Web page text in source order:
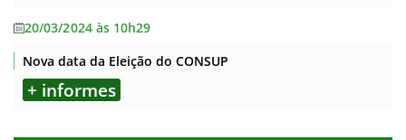
20/03/2024 às 10h29
Nova data da Eleição do CONSUP
+ informes